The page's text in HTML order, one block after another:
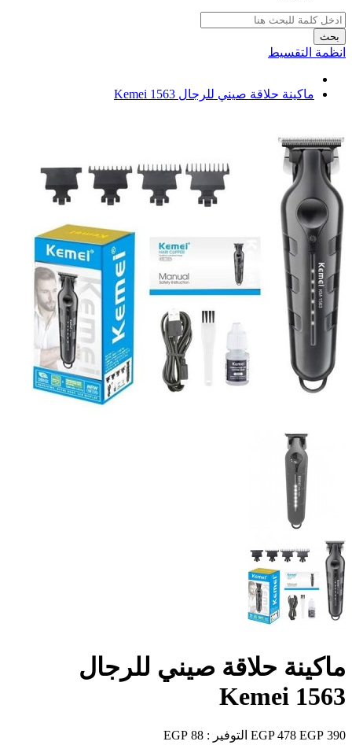
بحث
انظمة التقسيط
ماكينة حلاقة صيني للرجال Kemei 1563
ماكينة حلاقة صيني للرجال
Kemei 1563
390 EGP
478 EGP التوفير : 88 EGP